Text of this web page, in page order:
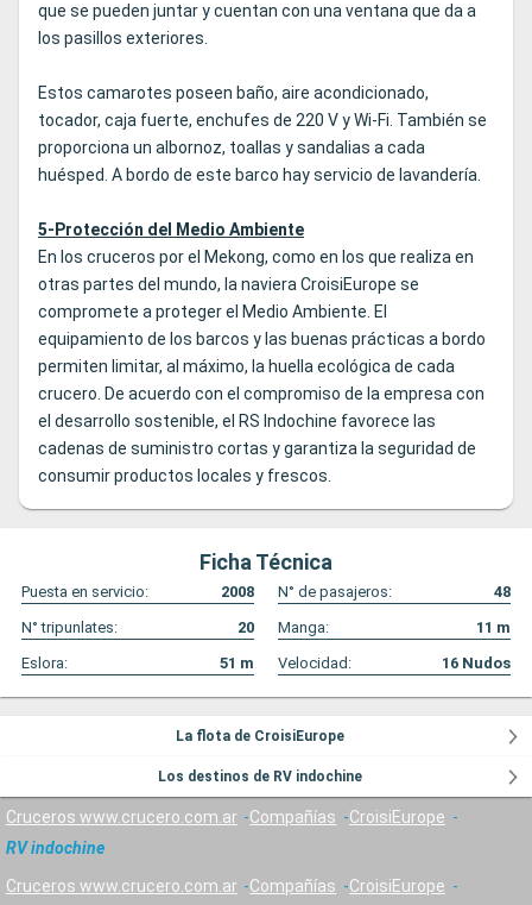
que se pueden juntar y cuentan con una ventana que da a
los pasillos exteriores.
Estos camarotes poseen baño, aire acondicionado,
tocador, caja fuerte, enchufes de 220 V y Wi-Fi. También se
proporciona un albornoz, toallas y sandalias a cada
huésped. A bordo de este barco hay servicio de lavandería.
5-Protección del Medio Ambiente
En los cruceros por el Mekong, como en los que realiza en
otras partes del mundo, la naviera CroisiEurope se
compromete a proteger el Medio Ambiente. El
equipamiento de los barcos y las buenas prácticas a bordo
permiten limitar, al máximo, la huella ecológica de cada
crucero. De acuerdo con el compromiso de la empresa con
el desarrollo sostenible, el RS Indochine favorece las
cadenas de suministro cortas y garantiza la seguridad de
consumir productos locales y frescos.
Ficha Técnica
Puesta en servicio: 2008 N° de pasajeros:
48
N° tripunlates:
20 Manga: 11 m
Eslora:
51 m Velocidad: 16 Nudos
La flota de CroisiEurope
Los destinos de RV indochine
Cruceros www.crucero.com.ar Compañías
CroisiEurope
RV indochine
Cruceros www.crucero.com.ar Compañías
CroisiEurope